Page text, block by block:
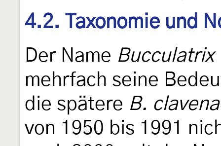
4.2. Taxonomie und
Der Name
mehrfach seine
die spätere B.
von 1950 bis 1991